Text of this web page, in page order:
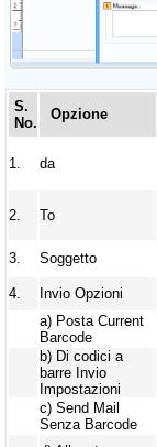
S.
No.
Opzione
1. da
2. To
3.
Soggetto
4. Invio Opzioni
a)Posta Current
Barcode
b)Di codici a
barre Invio
Impostazioni
c)Send Mail
Senza Barcode